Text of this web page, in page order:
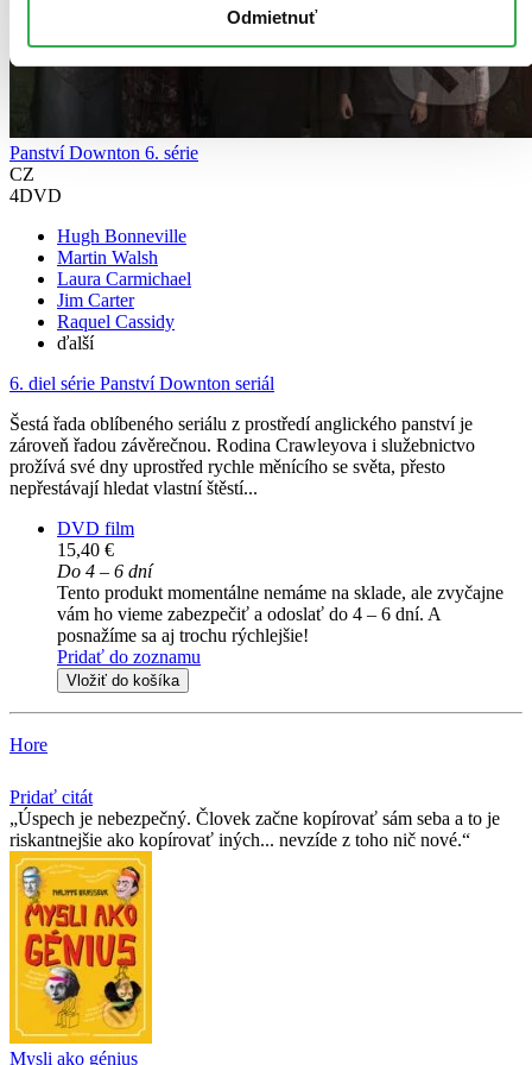
Odmietnuť
Panství Downton 6. série
CZ
4DVD
Hugh Bonneville
Martin Walsh
Laura Carmichael
Jim Carter
Raquel Cassidy
ďalší
6. diel série Panství Downton seriál
Šestá řada oblíbeného seriálu z prostředí anglického panství je
zároveň řadou závěrečnou. Rodina Crawleyova i služebnictvo
prožívá své dny uprostřed rychle měnícího se světa, přesto
nepřestávají hledat vlastní štěstí...
DVD film
15,40 €
Do 4 – 6 dní
Tento produkt momentálne nemáme na sklade, ale zvyčajne
vám ho vieme zabezpečiť a odoslať do 4 – 6 dní. A
posnažíme sa aj trochu rýchlejšie!
Pridať do zoznamu
Vložiť do košíka
Hore
Pridať citát
Úspech je nebezpečný. Človek začne kopírovať sám seba a to je
riskantnejšie ako kopírovať iných... nevzíde z toho nič nové.
Mysli ako génius